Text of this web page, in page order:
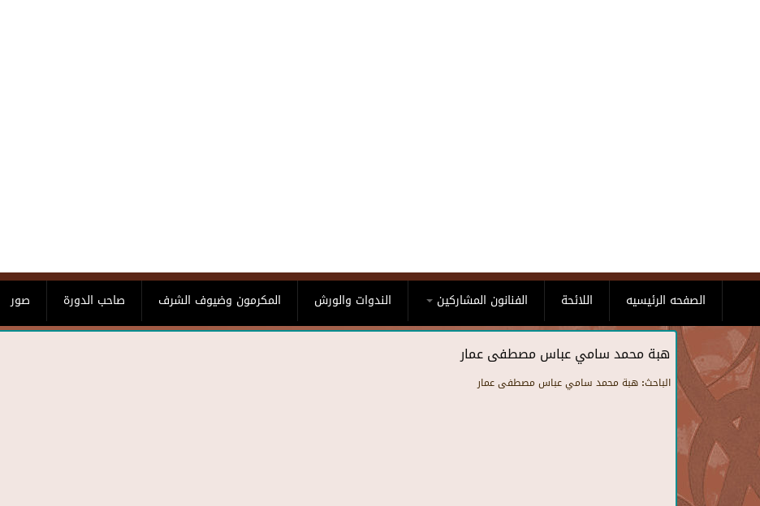
صور صاحب الدورة المكرمون وضيوف الشرف الندوات والورش الفنانون المشاركين اللائحة الصفحه الرئيسيه
هبة محمد سامي عباس مصطفى عمار
الباحث: هبة محمد سامي عباس مصطفى عمار